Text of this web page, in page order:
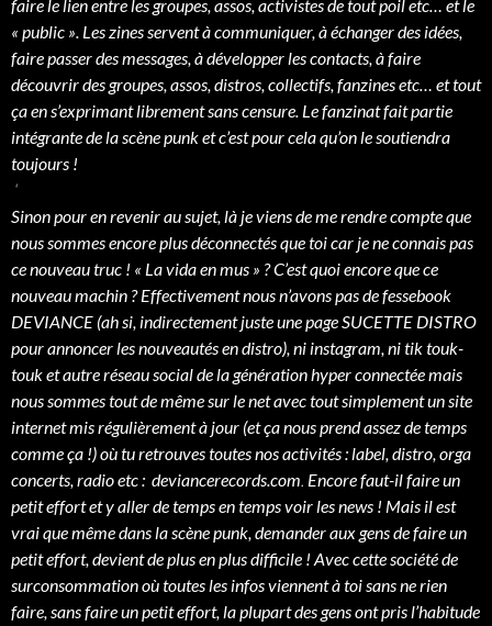
faire le lien entre les groupes, assos, activistes de tout poil etc… et le
« public ». Les zines servent à communiquer, à échanger des idées,
faire passer des messages, à développer les contacts, à faire
découvrir des groupes, assos, distros, collectifs, fanzines etc… et tout
ça en s’exprimant librement sans censure. Le fanzinat fait partie
intégrante de la scène punk et c’est pour cela qu’on le soutiendra
toujours !
‘
Sinon pour en revenir au sujet,là je viens de me rendre compte que
nous sommes encore plus déconnectés que toi car je ne connais pas
ce nouveau truc ! « La vida en mus » ? C’est quoi encore que ce
nouveau machin ? Effectivement nous n’avons pas de fessebook
DEVIANCE (ah si, indirectement juste une page SUCETTE DISTRO
pour annoncer les nouveautés en distro), ni instagram, ni tik touk-
touk et autre réseau social de la génération hyper connectée mais
nous sommes tout de même sur le net avec tout simplement un site
internet mis régulièrement à jour (et ça nous prend assez de temps
comme ça !) où tu retrouves toutes nos activités : label, distro, orga
concerts, radio etc : deviancerecords.com. Encore faut-il faire un
petit effort et y aller de temps en temps voir les news ! Mais il est
vrai que même dans la scène punk, demander aux gens de faire un
petit effort, devient de plus en plus difficile ! Avec cette société de
surconsommation où toutes les infos viennent à toi sans ne rien
faire, sans faire un petit effort, la plupart des gens ont pris l’habitude